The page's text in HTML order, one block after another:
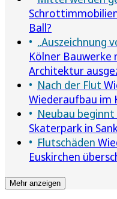
Ball?
„Auszeichnung
Kölner Bauwerke
Architektur
Nach der Flut
Wiederaufbau im
Neubau beginnt
Skaterpark in
Flutschäden
Euskirchen
Mehr anzeigen